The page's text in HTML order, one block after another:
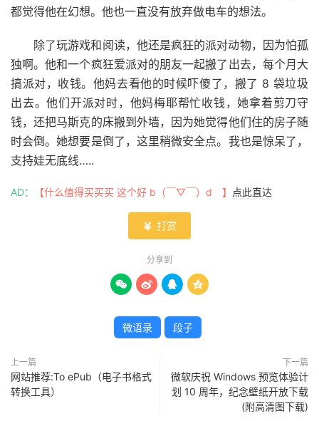
都觉得他在幻想。他也一直没有放弃做电车的想法。
除了玩游戏和阅读，他还是疯狂的派对动物，因为怕孤
独啊。他和一个疯狂爱派对的朋友一起搬了出去，每个月大
搞派对，收钱。他妈去看他的时候吓傻了，搬了 8 袋垃圾
出去。他们开派对时，他妈梅耶帮忙收钱，她拿着剪刀守
钱，还把马斯克的床搬到外墙，因为她觉得他们住的房子随
时会倒。她想要是倒了，这里稍微安全点。我也是惊呆了，
支持娃无底线…..
AD： 【什么值得买买买 这个好 b（￣▽￣）d 】 点此直达
 打赏
分享到
   
微语录 段子
上一篇
网站推荐:To ePub（电子书格式
转换工具）
下一篇
微软庆祝 Windows 预览体验计
划 10 周年，纪念壁纸开放下载
(附高清图下载)